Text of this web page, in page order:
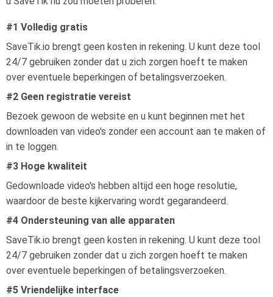
#1 Volledig gratis
SaveTik.io brengt geen kosten in rekening. U kunt deze tool
24/7 gebruiken zonder dat u zich zorgen hoeft te maken
over eventuele beperkingen of betalingsverzoeken.
#2 Geen registratie vereist
Bezoek gewoon de website en u kunt beginnen met het
downloaden van video's zonder een account aan te maken of
in te loggen.
#3 Hoge kwaliteit
Gedownloade video's hebben altijd een hoge resolutie,
waardoor de beste kijkervaring wordt gegarandeerd.
#4 Ondersteuning van alle apparaten
SaveTik.io brengt geen kosten in rekening. U kunt deze tool
24/7 gebruiken zonder dat u zich zorgen hoeft te maken
over eventuele beperkingen of betalingsverzoeken.
#5 Vriendelijke interface